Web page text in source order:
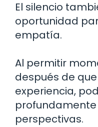
El silencio
oportunidad
empatía.
Al permitir
después de
experiencia,
profundamente
perspectivas.